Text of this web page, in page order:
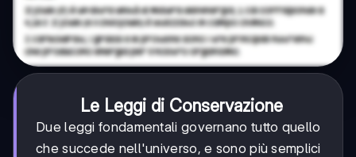
Le Leggi di Conservazione
Due leggi fondamentali governano tutto quello
che succede nell'universo, e sono più semplici